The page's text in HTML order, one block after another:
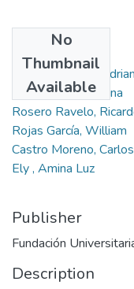
No
Thumbnail
Available
Authors
Medina Orjuela,
Sierra Osorio, Ariana
Rosero Ravelo,
Rojas García, William
Castro Moreno,
Ely , Amina Luz
Publisher
Fundación
Description